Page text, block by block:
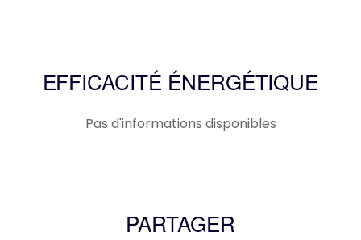
EFFICACITÉ ÉNERGÉTIQUE
Pas d'informations disponibles
PARTAGER